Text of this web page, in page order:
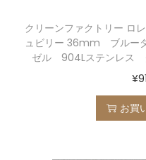
クリーンファクトリー ロ
ュビリー 36mm ブルー
ゼル 904Lステンレス
¥
お買